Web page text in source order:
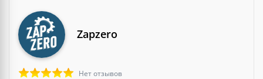
Zapzero
Нет отзывов